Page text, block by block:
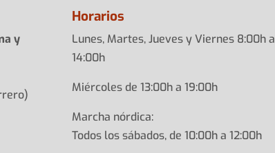
y
Horarios
Lunes, Martes, Jueves y Viernes 8:00h a
14:00h
Miércoles de 13:00h a 19:00h
Marcha nórdica:
Todos los sábados, de 10:00h a 12:00h